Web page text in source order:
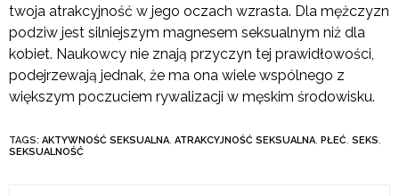
twoja atrakcyjność w jego oczach wzrasta. Dla mężczyzn
podziw jest silniejszym magnesem seksualnym niż dla
kobiet. Naukowcy nie znają przyczyn tej prawidłowości,
podejrzewają jednak, że ma ona wiele wspólnego z
większym poczuciem rywalizacji w męskim środowisku.
TAGS: AKTYWNOŚĆ SEKSUALNA, ATRAKCYJNOŚĆ SEKSUALNA, PŁEĆ, SEKS,
SEKSUALNOŚĆ